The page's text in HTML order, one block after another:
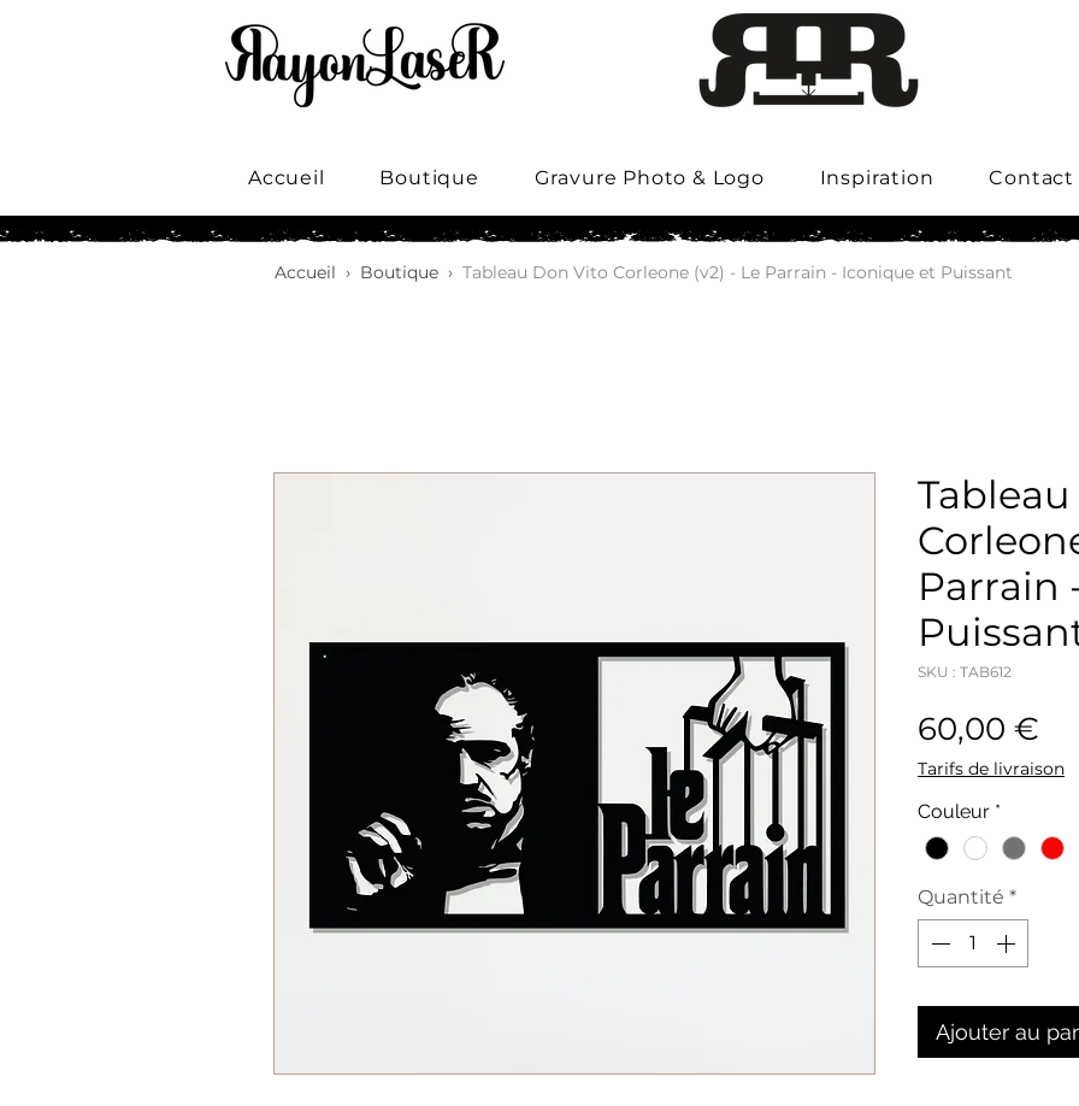
Accueil Boutique Gravure Photo & Logo Inspiration Contact
Accueil › Boutique › Tableau Don Vito Corleone (v2) - Le Parrain - Iconique et Puissant
Parrain
SKU : TAB612
60,00 €
Tarifs de livraison
Couleur *
Quantité *
Ajouter au